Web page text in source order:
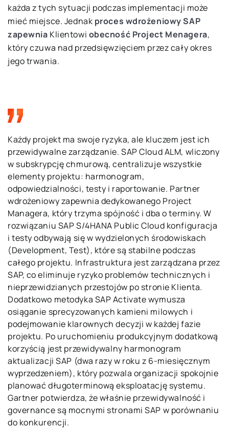
każda z tych sytuacji podczas implementacji może
mieć miejsce. Jednak proces wdrożeniowy SAP
zapewnia Klientowi obecność Project Menagera,
który czuwa nad przedsięwzięciem przez cały okres
jego trwania.
Każdy projekt ma swoje ryzyka, ale kluczem jest ich
przewidywalne zarządzanie. SAP Cloud ALM, wliczony
w subskrypcję chmurową, centralizuje wszystkie
elementy projektu: harmonogram,
odpowiedzialności, testy i raportowanie. Partner
wdrożeniowy zapewnia dedykowanego Project
Managera, który trzyma spójność i dba o terminy. W
rozwiązaniu SAP S/4HANA Public Cloud konfiguracja
i testy odbywają się w wydzielonych środowiskach
(Development, Test), które są stabilne podczas
całego projektu. Infrastruktura jest zarządzana przez
SAP, co eliminuje ryzyko problemów technicznych i
nieprzewidzianych przestojów po stronie Klienta.
Dodatkowo metodyka SAP Activate wymusza
osiąganie sprecyzowanych kamieni milowych i
podejmowanie klarownych decyzji w każdej fazie
projektu. Po uruchomieniu produkcyjnym dodatkową
korzyścią jest przewidywalny harmonogram
aktualizacji SAP (dwa razy w roku z 6-miesięcznym
wyprzedzeniem), który pozwala organizacji spokojnie
planować długoterminową eksploatację systemu.
Gartner potwierdza, że właśnie przewidywalność i
governance są mocnymi stronami SAP w porównaniu
do konkurencji.